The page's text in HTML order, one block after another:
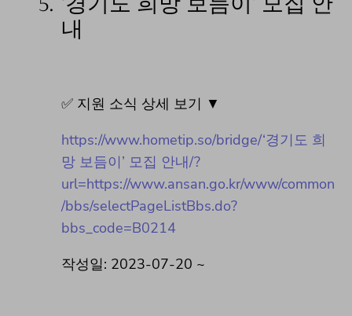
내
✅ 지원 소식 상세 보기 ▼
https://www.hometip.so/bridge/‘경기도 희
망 보듬이’ 모집 안내/?
url=https://www.ansan.go.kr/www/common
/bbs/selectPageListBbs.do?
bbs_code=B0214
작성일: 2023-07-20 ~